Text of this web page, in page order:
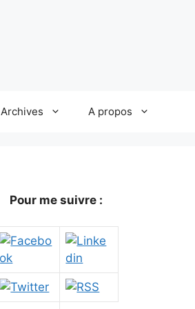
Archives A propos
Pour me suivre :